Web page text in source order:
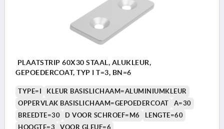
PLAATSTRIP 60X30 STAAL, ALUKLEUR,
GEPOEDERCOAT, TYP I T=3, BN=6
TYPE=I
KLEUR BASISLICHAAM=ALUMINIUMKLEUR
OPPERVLAK BASISLICHAAM=GEPOEDERCOAT
A=30
BREEDTE=30
D VOOR SCHROEF=M6
LENGTE=60
HOOGTE=3
VOOR GLEUF=6